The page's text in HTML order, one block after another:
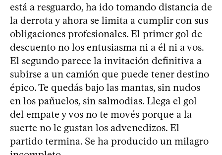
está a resguardo, ha ido tomando distancia de
la derrota y ahora se limita a cumplir con sus
obligaciones profesionales. El primer gol de
descuento no los entusiasma ni a él ni a vos.
El segundo parece la invitación definitiva a
subirse a un camión que puede tener destino
épico. Te quedás bajo las mantas, sin nudos
en los pañuelos, sin salmodias. Llega el gol
del empate y vos no te movés porque a la
suerte no le gustan los advenedizos. El
partido termina. Se ha producido un milagro